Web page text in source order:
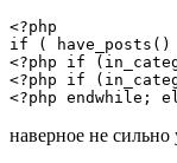
<?php
if (
<?php if
<?php if
<?php endwhile;
наверное не сильно